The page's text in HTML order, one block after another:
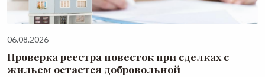
06.08.2026
Проверка реестра повесток при сделках с
жильем остается добровольной